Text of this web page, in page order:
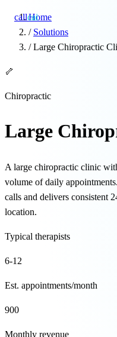
callcai
Integrations
Home
/ Solutions
/ Large Chiropractic
🦴
Chiropractic
Large
A large chiropractic clinic
volume of daily
calls and delivers consistent
location.
Typical therapists
6-12
Est. appointments/month
900
Monthly revenue